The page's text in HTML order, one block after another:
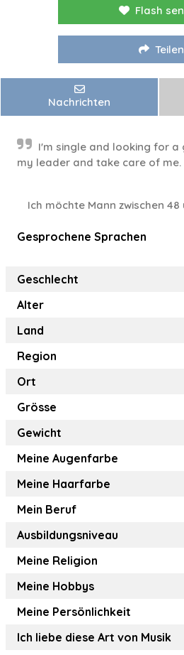
Flash
Teilen
Nachrichten
I'm single and looking for a
my leader and take care of me.
Ich möchte Mann zwischen
Gesprochene Sprachen
Geschlecht
Alter
Land
Region
Ort
Grösse
Gewicht
Meine Augenfarbe
Meine Haarfarbe
Mein Beruf
Ausbildungsniveau
Meine Religion
Meine Hobbys
Meine Persönlichkeit
Ich liebe diese Art von Musik